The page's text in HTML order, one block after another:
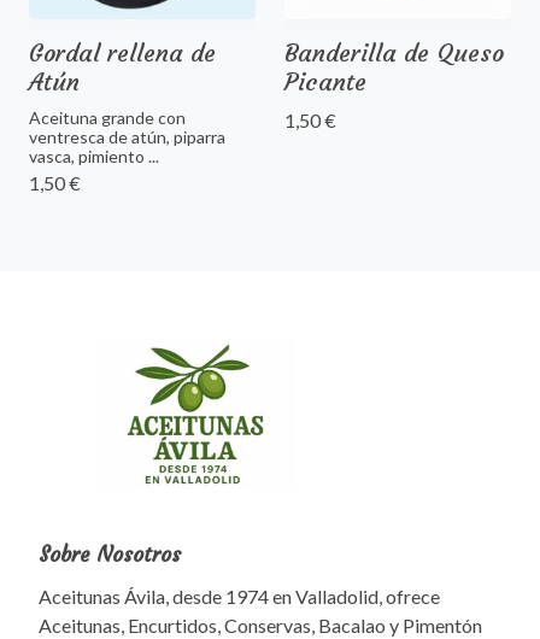
Gordal rellena de
Atún
Aceituna grande con
ventresca de atún, piparra
vasca, pimiento ...
1,50 €
Banderilla de Queso
Picante
1,50 €
Sobre Nosotros
Aceitunas Ávila, desde 1974 en Valladolid, ofrece
Aceitunas, Encurtidos, Conservas, Bacalao y Pimentón